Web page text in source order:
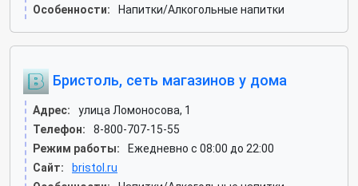
Особенности:
Напитки/Алкогольные напитки
Бристоль, сеть магазинов у дома
Адрес:
улица Ломоносова, 1
Телефон:
8-800-707-15-55
Режим работы:
Ежедневно с 08:00 до 22:00
Сайт:
bristol.ru